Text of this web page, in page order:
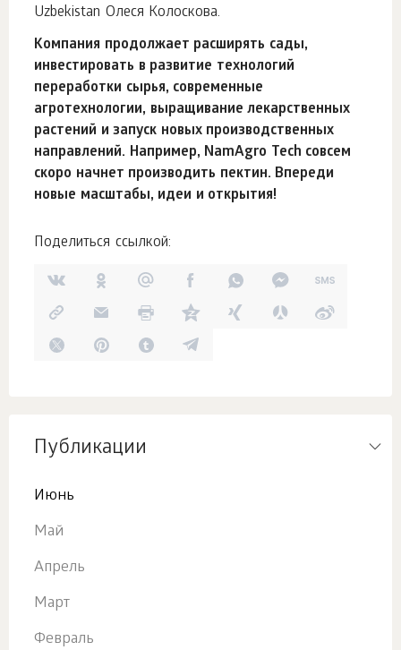
Uzbekistan Олеся Колоскова.
Компания продолжает расширять сады,
инвестировать в развитие технологий
переработки сырья, современные
агротехнологии, выращивание лекарственных
растений и запуск новых производственных
направлений. Например, NamAgro Tech совсем
скоро начнет производить пектин. Впереди
новые масштабы, идеи и открытия!
Поделиться ссылкой:
Публикации
Июнь
Май
Апрель
Март
Февраль